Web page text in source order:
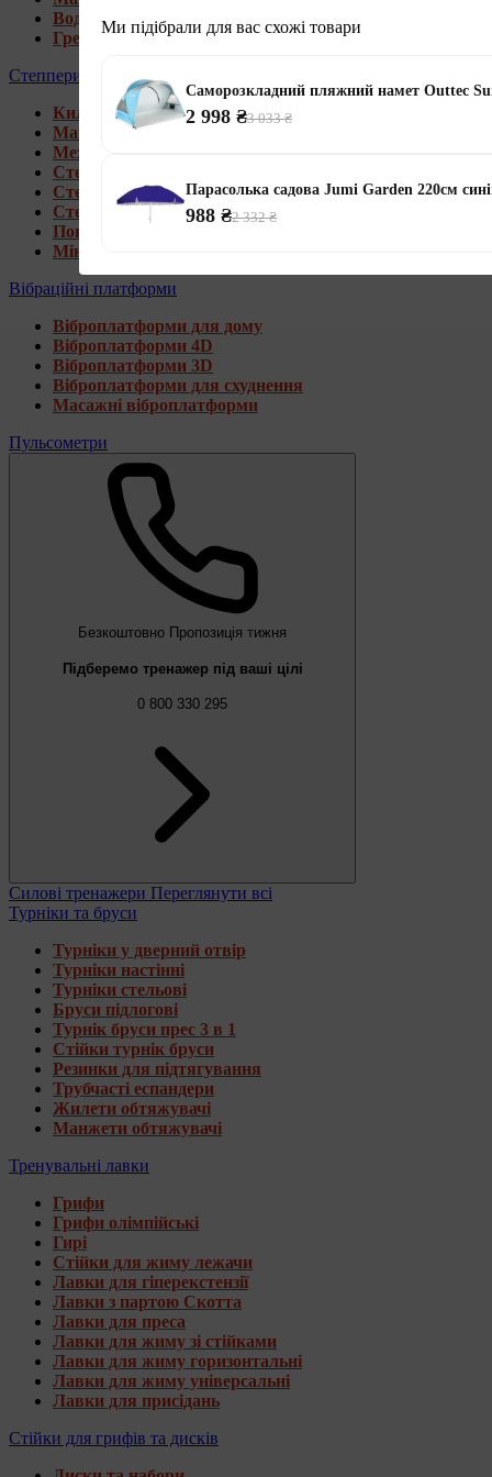
Водні гребні тренажери
Гребні тренажери для дому
Степпери
Килимки під тренажери
Магнітні степпери
Механічні степпери
Степпери зі стійкою
Степпери з еспандерами
Степпери з рукоятками
Поворотні степпери
Міні степпери
Вібраційні платформи
Віброплатформи для дому
Віброплатформи 4D
Віброплатформи 3D
Віброплатформи для схуднення
Масажні віброплатформи
Пульсометри
Безкоштовно Пропозиція тижня
Підберемо тренажер під ваші цілі
0 800 330 295
Силові тренажери Переглянути всі
Турніки та бруси
Турніки у дверний отвір
Турніки настінні
Турніки стельові
Бруси підлогові
Турнік бруси прес 3 в 1
Стійки турнік бруси
Резинки для підтягування
Трубчасті еспандери
Жилети обтяжувачі
Манжети обтяжувачі
Тренувальні лавки
Грифи
Грифи олімпійські
Гирі
Стійки для жиму лежачи
Лавки для гіперекстензії
Лавки з партою Скотта
Лавки для преса
Лавки для жиму зі стійками
Лавки для жиму горизонтальні
Лавки для жиму універсальні
Лавки для присідань
Стійки для грифів та дисків
Ми підібрали для вас схожі товари
Саморозкладний пляжний намет Outtec
2 998 ₴3 033 ₴
Парасолька садова Jumi Garden 220см
988 ₴2 332 ₴